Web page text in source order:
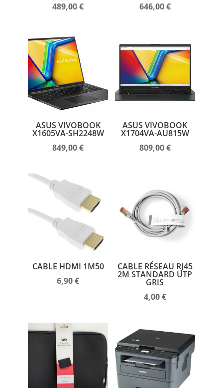
489,00€
646,00€
ASUS VIVOBOOK
X1605VA-SH2248W
849,00€
ASUS VIVOBOOK
X1704VA-AU815W
809,00€
CABLE HDMI 1M50
6,90€
CABLE RÉSEAU RJ45
2M STANDARD UTP
GRIS
4,00€